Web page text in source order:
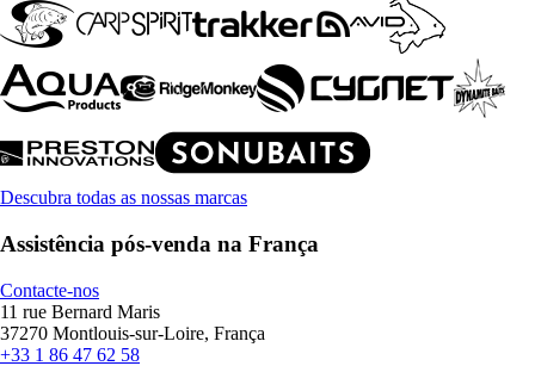
Descubra todas as nossas marcas
Assistência pós-venda na França
Contacte-nos
11 rue Bernard Maris
37270 Montlouis-sur-Loire, França
+33 1 86 47 62 58